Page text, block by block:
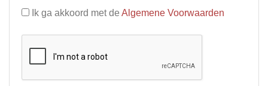
Ik ga akkoord met de Algemene Voorwaarden